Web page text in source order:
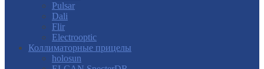
Pulsar
Dali
Flir
Electrooptic
Коллиматорные прицелы
holosun